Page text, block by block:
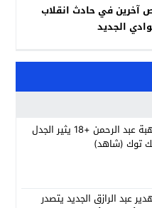
وإصابة 4 أشخاص آخرين في حادث انقلاب
الجديد
فيديو هبة عبد الرحمن +18 يثير الجدل
توك (شاهد)
عبد الرازق الجديد يتصدر